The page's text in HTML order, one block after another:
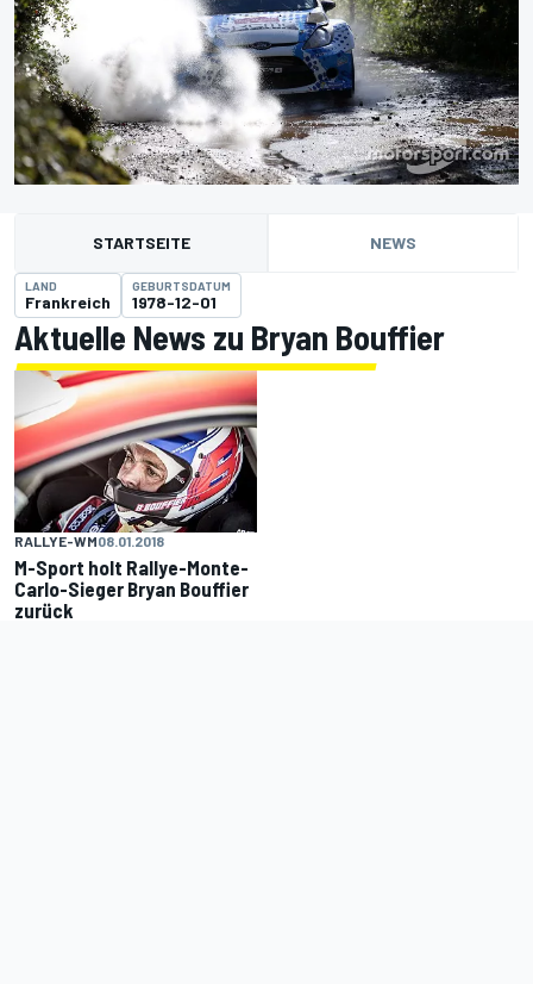
STARTSEITE NEWS
LAND
Frankreich
GEBURTSDATUM
1978-12-01
Aktuelle News zu Bryan Bouffier
RALLYE-WM08.01.2018
M-Sport holt Rallye-Monte-
Carlo-Sieger Bryan Bouffier
zurück